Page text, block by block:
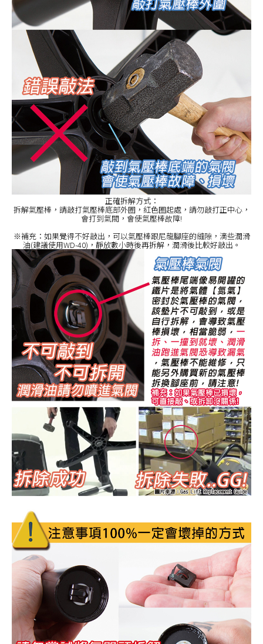
正確拆解方式：
拆解氣壓棒，請敲打氣壓棒底部外圈，紅色圈起處，請勿敲打正中心，
會打到氣閥，會使氣壓棒故障!
※補充：如果覺得不好敲出，可以氣壓棒跟尼龍腳座的縫隙，滴些潤滑
油(建議使用WD-40)，靜放數小時後再拆解，潤滑後比較好敲出。